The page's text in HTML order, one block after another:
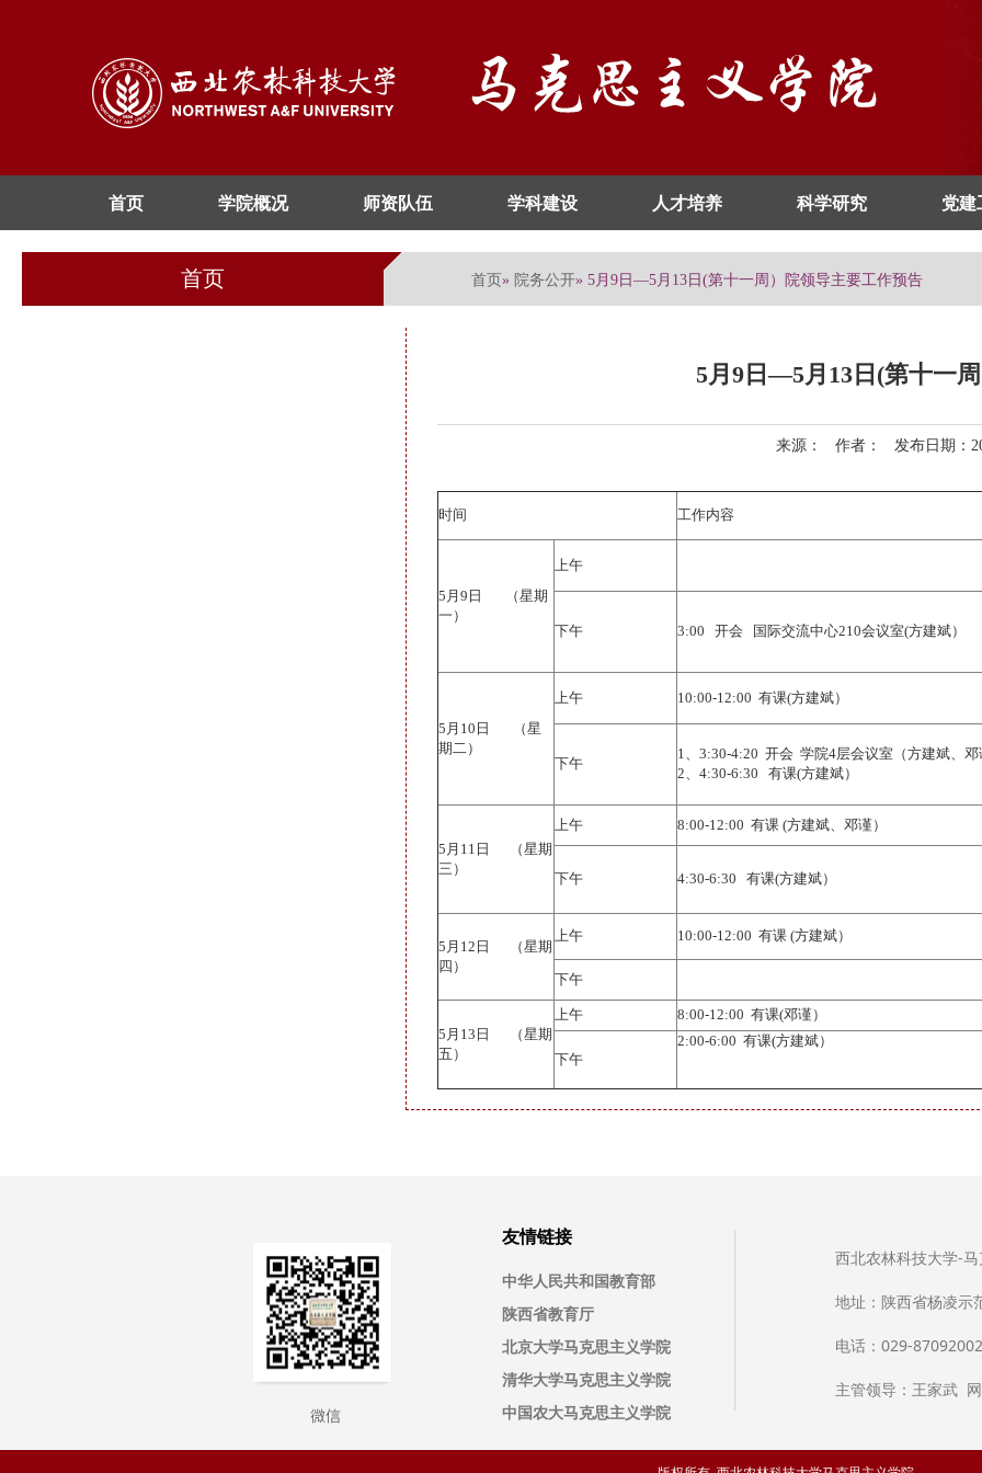
首页 学院概况 师资队伍 学科建设 人才培养 科学研究 党建
首页 首页» 院务公开» 5月9日—5月13日(第十一周）院领导主要工作预告
5月9日—5月13日(第十一
来源： 作者： 发布日期：
时间 工作内容
5月9日 （星期
一）
上午
下午 3:00 开会 国际交流中心210会议室(方建斌）
5月10日 （星
期二）
上午 10:00-12:00 有课(方建斌）
下午
1、3:30-4:20 开会 学院4层会议室（方建斌
2、4:30-6:30 有课(方建斌）
5月11日 （星期
三）
上午 8:00-12:00 有课 (方建斌、邓谨）
下午 4:30-6:30 有课(方建斌）
5月12日 （星期
四）
上午 10:00-12:00 有课 (方建斌）
下午
5月13日 （星期
五）
上午 8:00-12:00 有课(邓谨）
下午
2:00-6:00 有课(方建斌）
友情链接
中华人民共和国教育部
陕西省教育厅
北京大学马克思主义学院
清华大学马克思主义学院
中国农大马克思主义学院
西北农林科技大学-
地址：陕西省杨凌示
电话：029-87092002
主管领导：王家武